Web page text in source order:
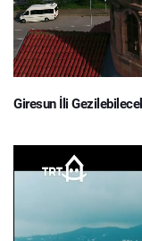
Giresun İli